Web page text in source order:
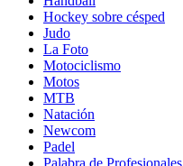
Hockey sobre césped
Judo
La Foto
Motociclismo
Motos
MTB
Natación
Newcom
Padel